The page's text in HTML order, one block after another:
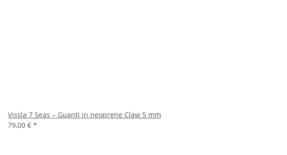
Vissla 7 Seas – Guanti in neoprene Claw 5 mm
79,00 € *